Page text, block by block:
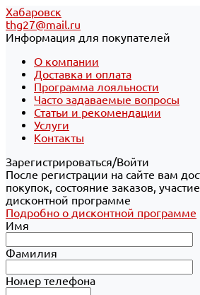
Хабаровск
thg27@mail.ru
Информация для покупателей
О компании
Доставка и оплата
Программа лояльности
Часто задаваемые вопросы
Статьи и рекомендации
Услуги
Контакты
Зарегистрироваться/Войти
После регистрации на сайте вам
покупок, состояние заказов,
дисконтной программе
Подробно о дисконтной программе
Имя
Фамилия
Номер телефона